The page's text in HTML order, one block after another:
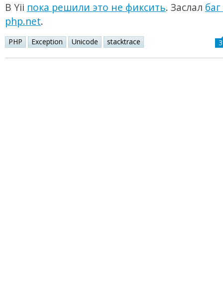
В Yii пока решили это не фиксить. Заслал
php.net.
PHP Exception Unicode stacktrace